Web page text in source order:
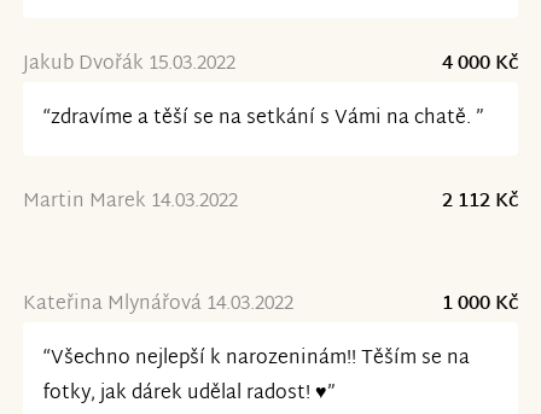
Jakub Dvořák 15.03.2022
4 000 Kč
“zdravíme a těší se na setkání s Vámi na chatě. ”
Martin Marek 14.03.2022 2 112 Kč
Kateřina Mlynářová 14.03.2022
1 000 Kč
“Všechno nejlepší k narozeninám!! Těším se na
fotky, jak dárek udělal radost! ♥”